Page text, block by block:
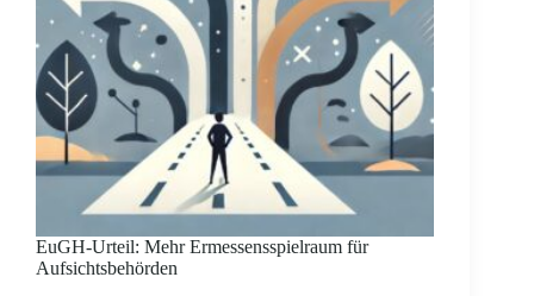
EuGH-Urteil: Mehr Ermessensspielraum für
Aufsichtsbehörden